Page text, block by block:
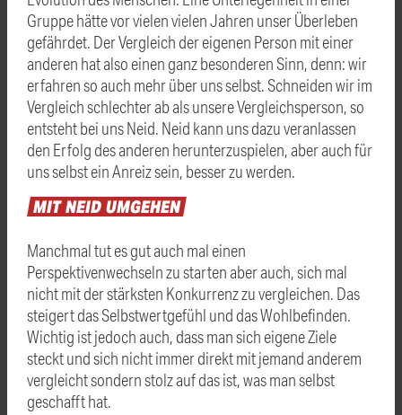
Gruppe hätte vor vielen vielen Jahren unser Überleben
gefährdet. Der Vergleich der eigenen Person mit einer
anderen hat also einen ganz besonderen Sinn, denn: wir
erfahren so auch mehr über uns selbst. Schneiden wir im
Vergleich schlechter ab als unsere Vergleichsperson, so
entsteht bei uns Neid. Neid kann uns dazu veranlassen
den Erfolg des anderen herunterzuspielen, aber auch für
uns selbst ein Anreiz sein, besser zu werden.
MITNEID UMGEHEN
Manchmal tut es gut auch mal einen
Perspektivenwechseln zu starten aber auch, sich mal
nicht mit der stärksten Konkurrenz zu vergleichen. Das
steigert das Selbstwertgefühl und das Wohlbefinden.
Wichtig ist jedoch auch, dass man sich eigene Ziele
steckt und sich nicht immer direkt mit jemand anderem
vergleicht sondern stolz auf das ist, was man selbst
geschafft hat.